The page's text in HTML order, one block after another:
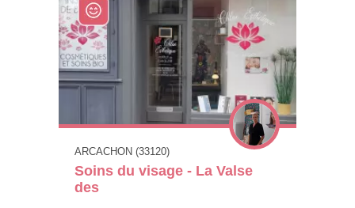
ARCACHON (33120)
Soins du visage - La Valse
des